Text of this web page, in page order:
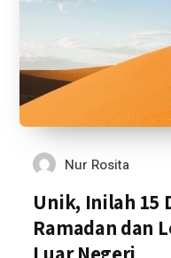
Nur Rosita
Unik, Inilah 15
Ramadan dan